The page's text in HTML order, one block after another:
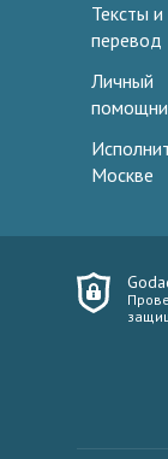
Тексты и
перевод
Личный
Москве